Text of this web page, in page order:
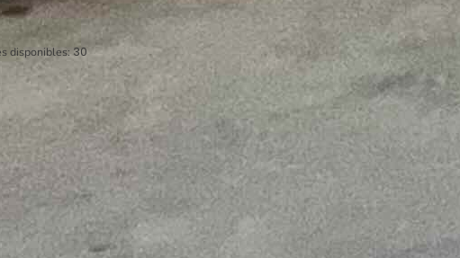
disponibles:30